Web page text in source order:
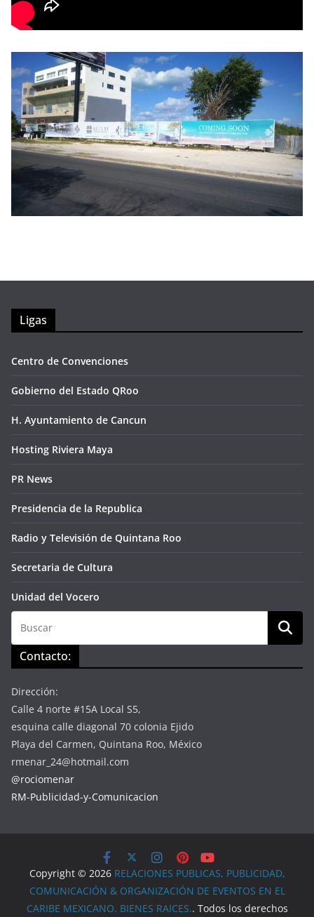
Ligas
Centro de Convenciones
Gobierno del Estado QRoo
H. Ayuntamiento de Cancun
Hosting Riviera Maya
PR News
Presidencia de la Republica
Radio y Televisión de Quintana Roo
Secretaria de Cultura
Unidad del Vocero
Contacto:
Dirección:
Calle 4 norte #15A Local S5,
esquina calle diagonal 70 colonia Ejido
Playa del Carmen, Quintana Roo, México
rmenar_24@hotmail.com
@rociomenar
RM-Publicidad-y-Comunicacion
Copyright © 2026 RELACIONES PUBLICAS, PUBLICIDAD,
COMUNICACIÓN & ORGANIZACIÓN DE EVENTOS EN EL
CARIBE MEXICANO. BIENES RAICES.. Todos los derechos